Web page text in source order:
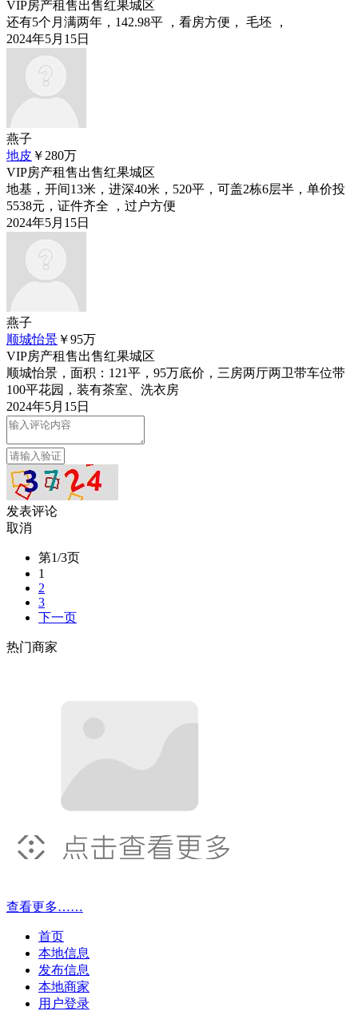
VIP房产租售出售红果城区
还有5个月满两年，142.98平 ，看房方便， 毛坯 ，
2024年5月15日
燕子
地皮 ￥280万
VIP房产租售出售红果城区
地基，开间13米，进深40米，520平，可盖2栋6层半，单价投
5538元，证件齐全 ，过户方便
2024年5月15日
燕子
顺城怡景 ￥95万
VIP房产租售出售红果城区
顺城怡景，面积：121平，95万底价，三房两厅两卫带车位带
100平花园，装有茶室、洗衣房
2024年5月15日
发表评论
取消
第1/3页
1
2
3
下一页
热门商家
查看更多……
首页
本地信息
发布信息
本地商家
用户登录